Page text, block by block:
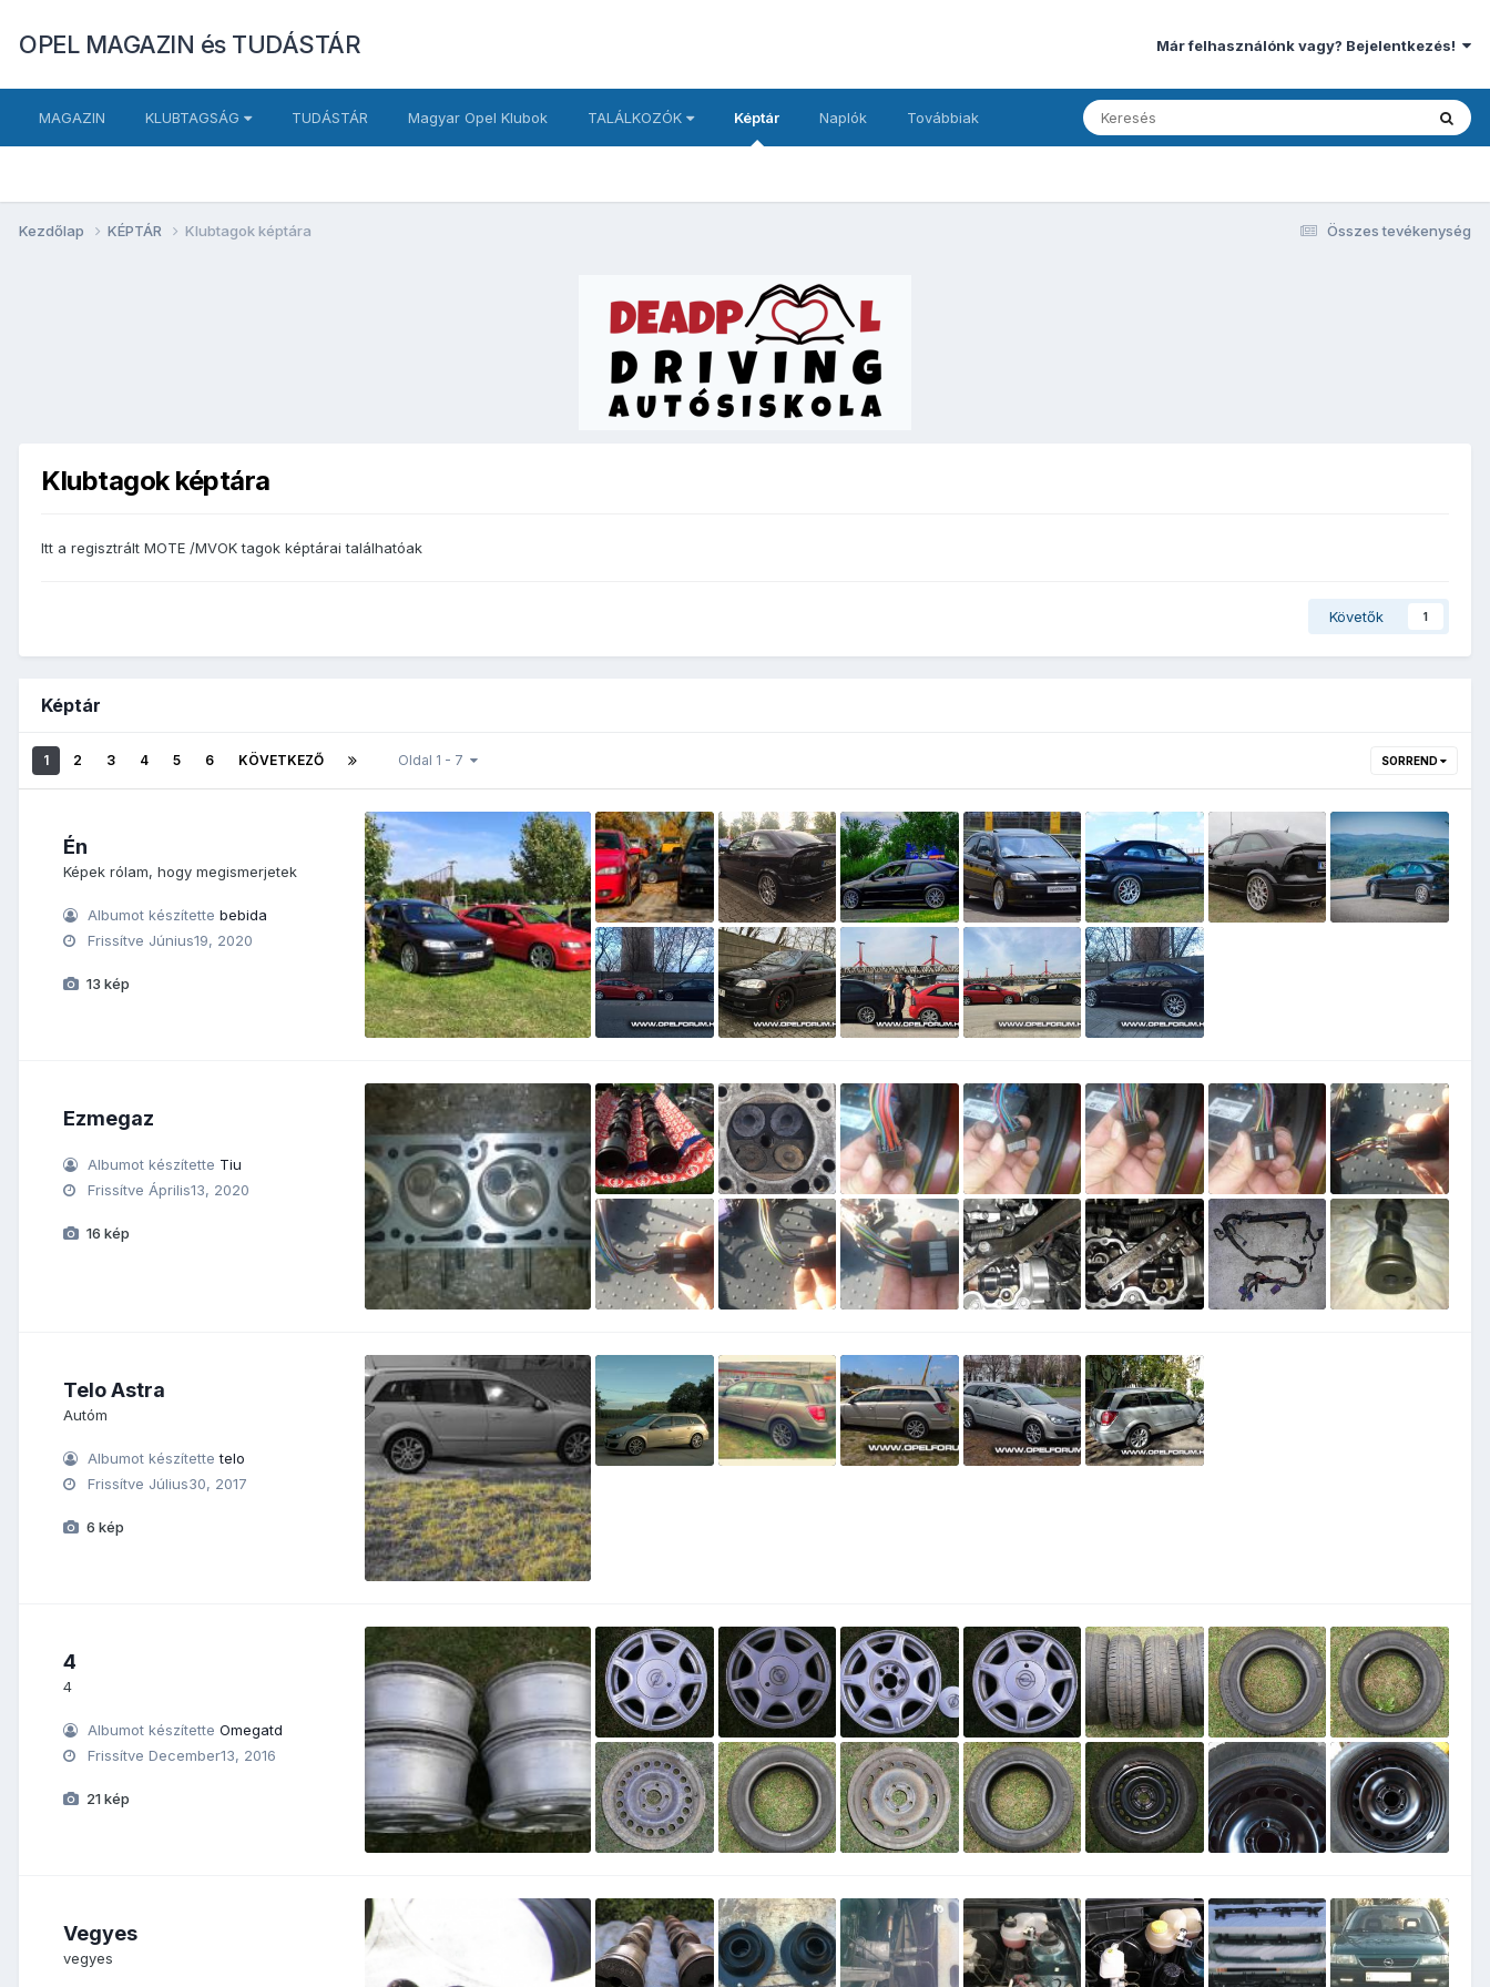
OPEL MAGAZIN és TUDÁSTÁR Már felhasználónk vagy? Bejelentkezés!
MAGAZIN KLUBTAGSÁG TUDÁSTÁR Magyar Opel Klubok TALÁLKOZÓK Képtár Naplók Továbbiak
Összes tevékenység
Kezdőlap KÉPTÁR Klubtagok képtára
Klubtagok képtára
Itt a regisztrált MOTE /MVOK tagok képtárai találhatóak
Követők 1
Képtár
SORREND
1 2 3 4 5 6 KÖVETKEZŐ Oldal 1 - 7
Én
Képek rólam, hogy megismerjetek
Albumot készítettebebida
Frissítve Június19, 2020
13 kép
Ezmegaz
Albumot készítette Tiu
Frissítve Április13, 2020
16 kép
Telo Astra
Autóm
Albumot készítettetelo
Frissítve Július30, 2017
6 kép
4
4
Albumot készítetteOmegatd
FrissítveDecember13, 2016
21 kép
Vegyes
vegyes